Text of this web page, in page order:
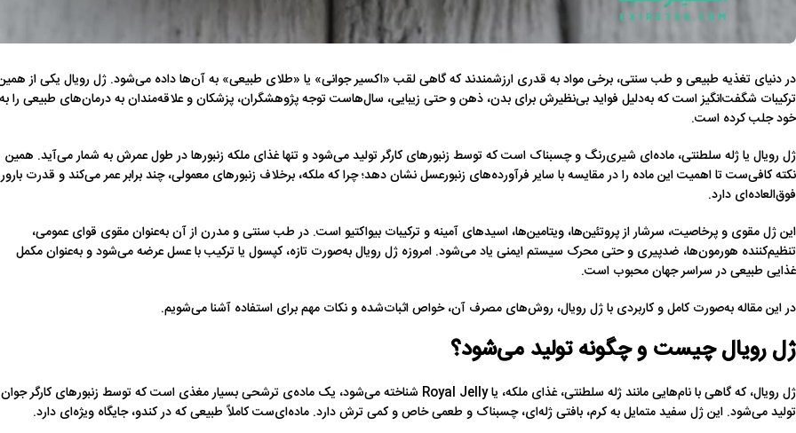
در دنیای تغذیه طبیعی و طب سنتی، برخی مواد به‌ قدری ارزشمندند که گاهی لقب «اکسیر جوانی» یا «طلای طبیعی» به آن‌ها داده می‌شود. ژل رویال یکی از
ترکیبات شگفت‌انگیز است که به‌دلیل فواید بی‌نظیرش برای بدن، ذهن و حتی زیبایی، سال‌هاست توجه پژوهشگران، پزشکان و علاقه‌مندان به درمان‌های طبیعی را به
خود جلب کرده است.
ژل رویال یا ژله سلطنتی، ماده‌ای شیری‌رنگ و چسبناک است که توسط زنبورهای کارگر تولید می‌شود و تنها غذای ملکه زنبورها در طول عمرش به شمار می‌آید. همین
نکته کافی‌ست تا اهمیت این ماده را در مقایسه با سایر فرآورده‌های زنبورعسل نشان دهد؛ چرا که ملکه، برخلاف زنبورهای معمولی، چند برابر عمر می‌کند و قدرت
فوق‌العاده‌ای دارد.
این ژل مقوی و پرخاصیت، سرشار از پروتئین‌ها، ویتامین‌ها، اسیدهای آمینه و ترکیبات بیواکتیو است. در طب سنتی و مدرن از آن به‌عنوان مقوی قوای عمومی،
تنظیم‌کننده هورمون‌ها، ضدپیری و حتی محرک سیستم ایمنی یاد می‌شود. امروزه ژل رویال به‌صورت تازه، کپسول یا ترکیب با عسل عرضه می‌شود و به‌عنوان مکمل
غذایی طبیعی در سراسر جهان محبوب است.
در این مقاله به‌صورت کامل و کاربردی با ژل رویال، روش‌های مصرف آن، خواص اثبات‌شده و نکات مهم برای استفاده آشنا می‌شویم.
ژل رویال چیست و چگونه تولید می‌شود؟
ژل رویال، که گاهی با نام‌هایی مانند ژله سلطنتی، غذای ملکه، یا Royal Jelly شناخته می‌شود، یک ماده‌ی ترشحی بسیار مغذی است که توسط زنبورهای کارگر جوان
تولید می‌شود. این ژل سفید متمایل به کرم، بافتی ژله‌ای، چسبناک و طعمی خاص و کمی ترش دارد. ماده‌ای‌ست کاملاً طبیعی که در کندو، جایگاه ویژه‌ای دارد.